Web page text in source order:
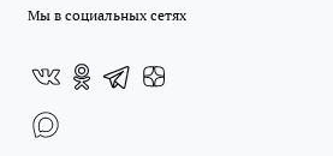
Мы в социальных сетях